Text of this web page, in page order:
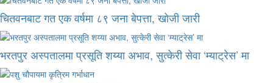
चितवनबाट गत एक वर्षमा ८९ जना बेपत्ता, खोजी जारी
भरतपुर अस्पतालमा प्रसूति शय्या अभाव, सुत्केरी सेवा ‘म्याट्रेस’ मा